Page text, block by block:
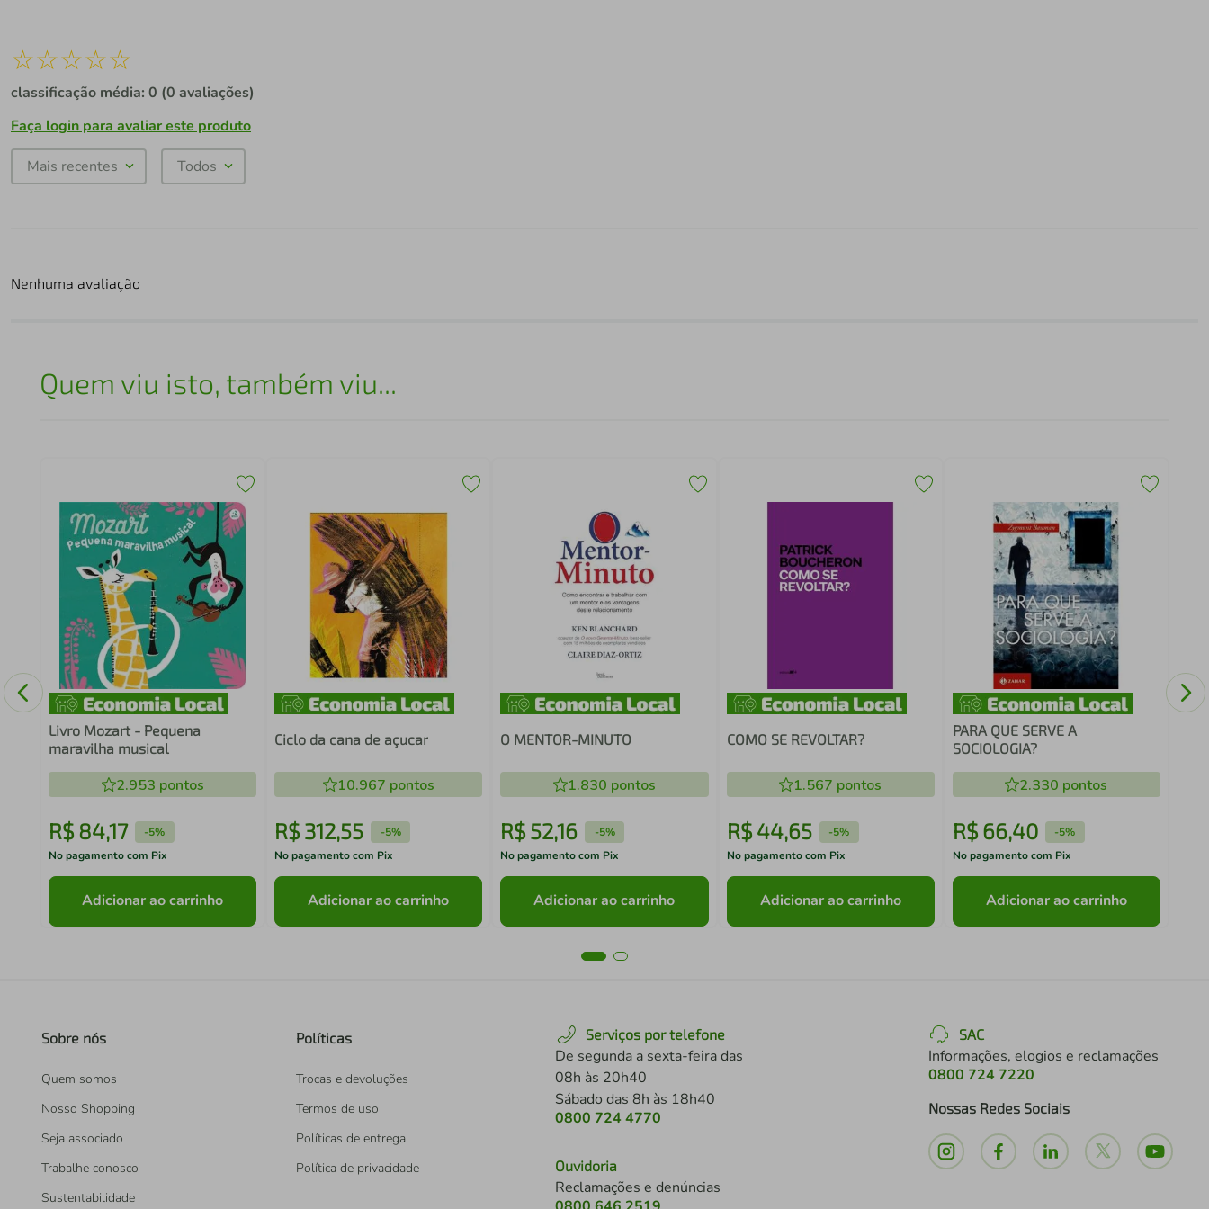
☆☆☆☆☆
classificação média: 0 (0 avaliações)
Faça login para avaliar este produto
Mais recentes Todos
Nenhuma avaliação
Quem viu isto, também viu...
Livro Mozart - Pequena
maravilha musical
2.953 pontos
R$ 84,17 -5%
No pagamento com Pix
Adicionar ao carrinho
Ciclo da cana de açucar
10.967 pontos
R$ 312,55 -5%
No pagamento com Pix
Adicionar ao carrinho
O MENTOR-MINUTO
1.830 pontos
R$52,16 -5%
No pagamento com Pix
Adicionar ao carrinho
COMO SE REVOLTAR?
1.567 pontos
R$ 44,65 -5%
No pagamento com Pix
Adicionar ao carrinho
PARA QUE SERVE A
SOCIOLOGIA?
2.330 pontos
R$ 66,40 -5%
No pagamento com Pix
Adicionar ao carrinho
Sobre nós
Quem somos
Nosso Shopping
Seja associado
Trabalhe conosco
Sustentabilidade
Políticas
Trocas e devoluções
Termos de uso
Políticas de entrega
Política de privacidade
Serviços por telefone
De segunda a sexta-feira das
08h às 20h40
Sábado das 8h às 18h40
0800 724 4770
Ouvidoria
Reclamações e denúncias
SAC
Informações, elogios e reclamações
0800 724 7220
Nossas Redes Sociais